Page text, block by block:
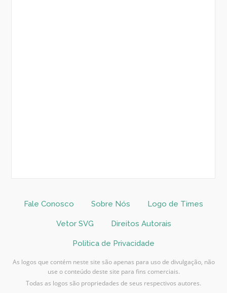
Fale Conosco Sobre Nós Logo de Times
Vetor SVG Direitos Autorais
Politica de Privacidade
As logos que contém neste site são apenas para uso de divulgação, não
use o conteúdo deste site para fins comerciais.
Todas as logos são propriedades de seus respectivos autores.